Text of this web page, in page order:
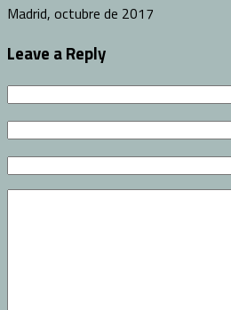
Madrid, octubre de 2017
Leave a Reply